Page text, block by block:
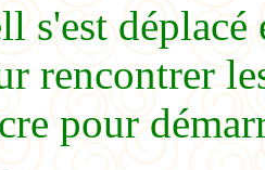
s'est déplacé
rencontrer
pour